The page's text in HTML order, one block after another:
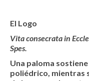
El Logo
Vita consecrata in
Spes.
Una paloma
poliédrico, mientras